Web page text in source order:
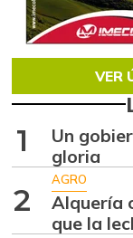
VER
1
Un
gloria
2
AGRO
Alquería
que la